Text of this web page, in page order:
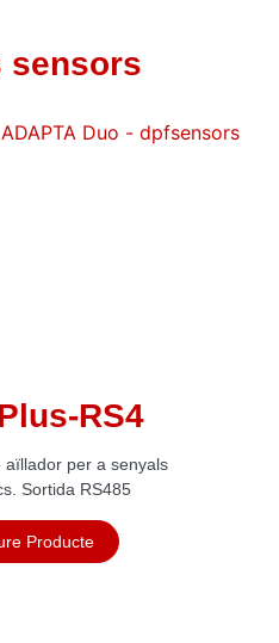
sensors
RS4
aïllador per a senyals
Sortida RS485
Producte